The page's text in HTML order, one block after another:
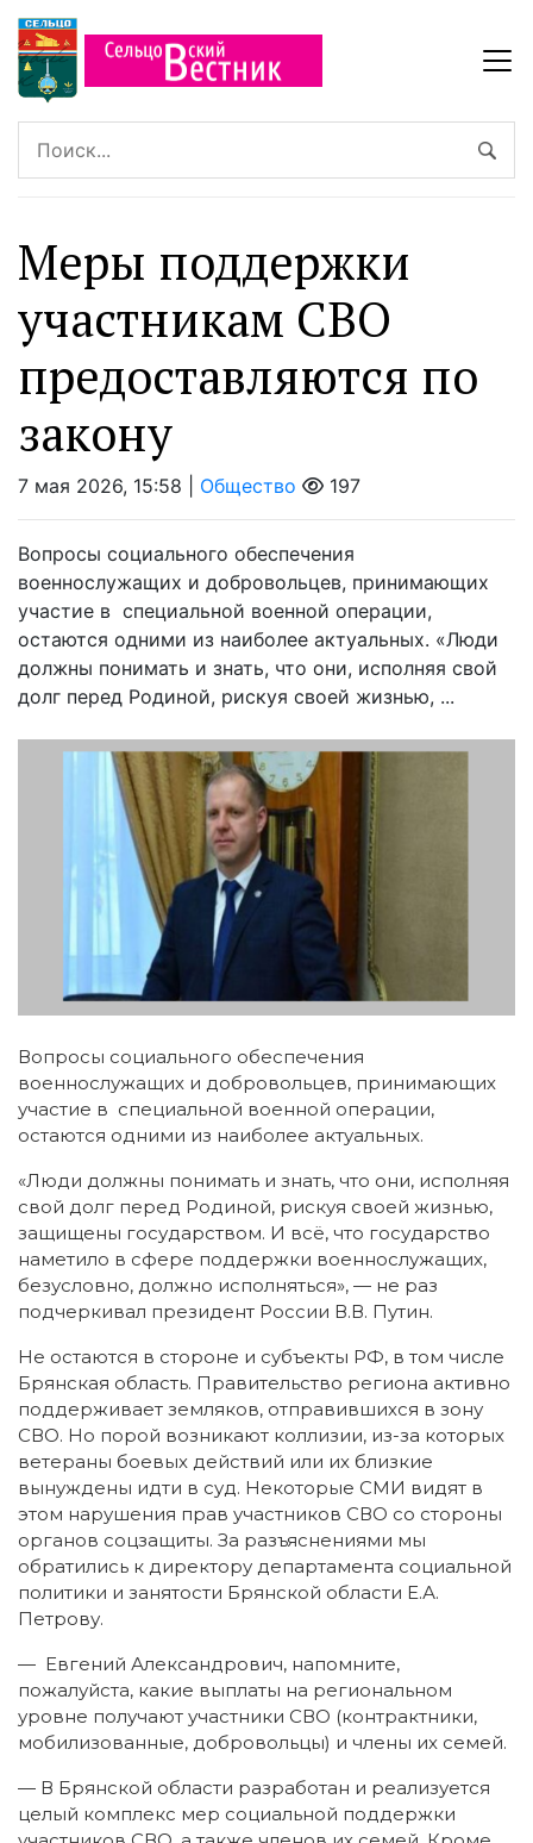
Меры поддержки
участникам СВО
предоставляются по
закону
7 мая 2026, 15:58 | Общество 197
Вопросы социального обеспечения
военнослужащих и добровольцев, принимающих
участие в специальной военной операции,
остаются одними из наиболее актуальных. «Люди
должны понимать и знать, что они, исполняя свой
долг перед Родиной, рискуя своей жизнью, ...
Вопросы социального обеспечения
военнослужащих и добровольцев, принимающих
участие в специальной военной операции,
остаются одними из наиболее актуальных.
«Люди должны понимать и знать, что они, исполняя
свой долг перед Родиной, рискуя своей жизнью,
защищены государством. И всё, что государство
наметило в сфере поддержки военнослужащих,
безусловно, должно исполняться», — не раз
подчеркивал президент России В.В. Путин.
Не остаются в стороне и субъекты РФ, в том числе
Брянская область. Правительство региона активно
поддерживает земляков, отправившихся в зону
СВО. Но порой возникают коллизии, из-за которых
ветераны боевых действий или их близкие
вынуждены идти в суд. Некоторые СМИ видят в
этом нарушения прав участников СВО со стороны
органов соцзащиты. За разъяснениями мы
обратились к директору департамента социальной
политики и занятости Брянской области Е.А.
Петрову.
— Евгений Александрович, напомните,
пожалуйста, какие выплаты на региональном
уровне получают участники СВО (контрактники,
мобилизованные, добровольцы) и члены их семей.
— В Брянской области разработан и реализуется
целый комплекс мер социальной поддержки